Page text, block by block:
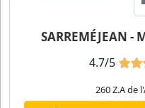
SARREMÉJEAN
4.7/5
260 Z.A de